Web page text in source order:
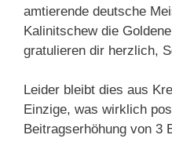
amtierende deutsche
Kalinitschew die
gratulieren dir herzlich,
Leider bleibt dies aus
Einzige, was wirklich
Beitragserhöhung von 3